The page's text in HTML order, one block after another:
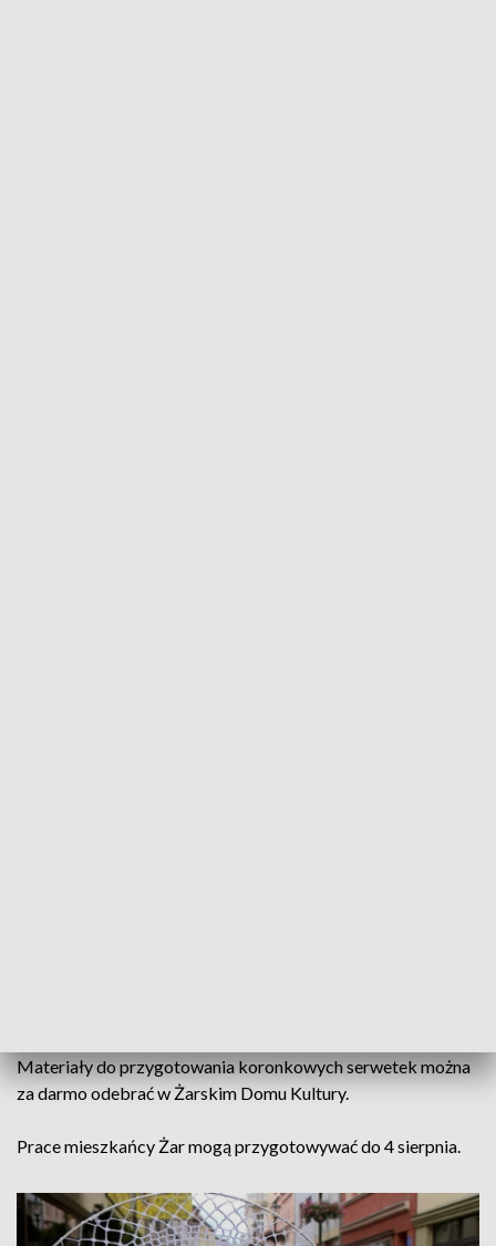
Materiały do przygotowania koronkowych serwetek można
za darmo odebrać w Żarskim Domu Kultury.
Prace mieszkańcy Żar mogą przygotowywać do 4 sierpnia.